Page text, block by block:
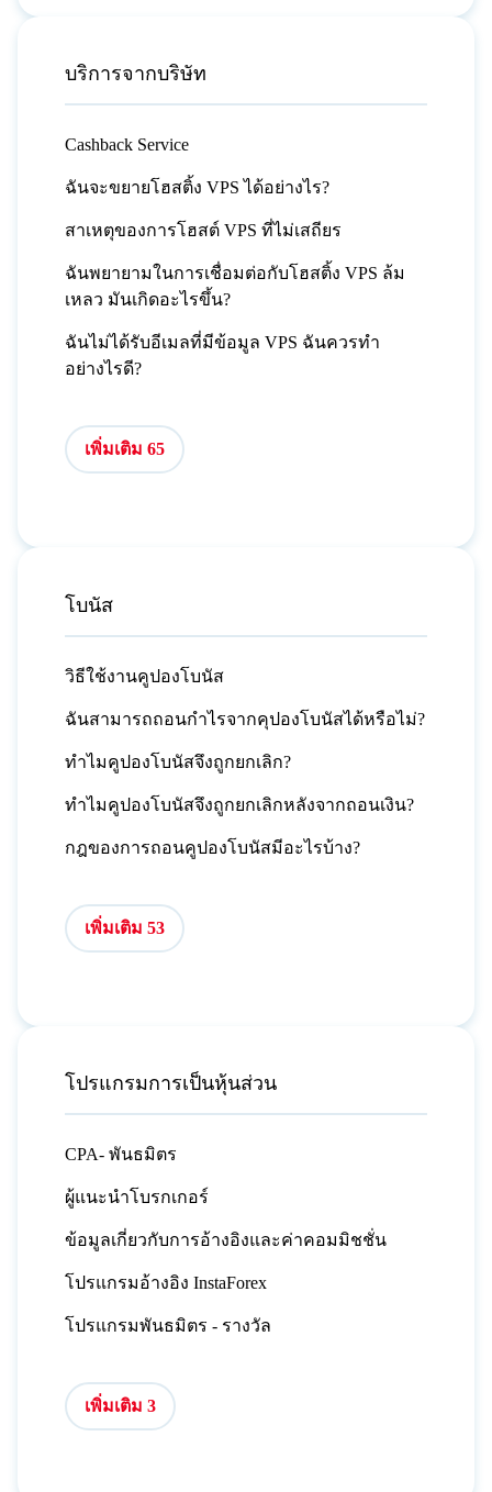
บริการจากบริษัท
Cashback Service
ฉันจะขยายโฮสติ้ง VPS ได้อย่างไร?
สาเหตุของการโฮสต์ VPS ที่ไม่เสถียร
ฉันพยายามในการเชื่อมต่อกับโฮสติ้ง VPS ล้ม
เหลว มันเกิดอะไรขึ้น?
ฉันไม่ได้รับอีเมลที่มีข้อมูล VPS ฉันควรทำ
อย่างไรดี?
เพิ่มเติม 65
โบนัส
วิธีใช้งานคูปองโบนัส
ฉันสามารถถอนกำไรจากคุปองโบนัสได้หรือไม่?
ทำไมคูปองโบนัสจึงถูกยกเลิก?
ทำไมคูปองโบนัสจึงถูกยกเลิกหลังจากถอนเงิน?
กฎของการถอนคูปองโบนัสมีอะไรบ้าง?
เพิ่มเติม 53
โปรแกรมการเป็นหุ้นส่วน
CPA- พันธมิตร
ผู้แนะนำโบรกเกอร์
ข้อมูลเกี่ยวกับการอ้างอิงและค่าคอมมิชชั่น
โปรแกรมอ้างอิง InstaForex
โปรแกรมพันธมิตร - รางวัล
เพิ่มเติม 3